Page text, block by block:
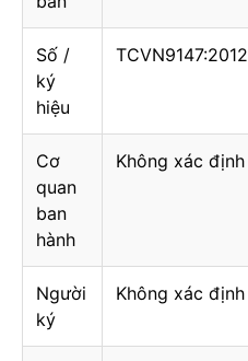
Số /
ký
hiệu
TCVN9147:2012
Cơ
quan
ban
hành
Không xác định
Người
ký
Không xác định